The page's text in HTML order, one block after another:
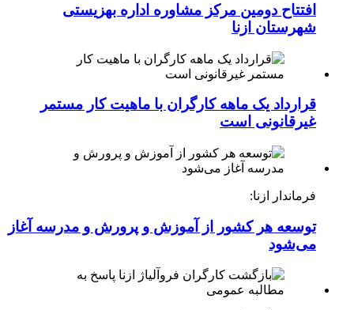
افتتاح دومین مرکز مشاوره اداره بهزیستی
شهرستان ازنا
قرارداد یک ماهه کارگران با ماهیت کار مستمر
غیرقانونی است
فرماندار ازنا:
توسعه هر کشور از آموزش و پرورش و مدرسه آغاز
می‌شود